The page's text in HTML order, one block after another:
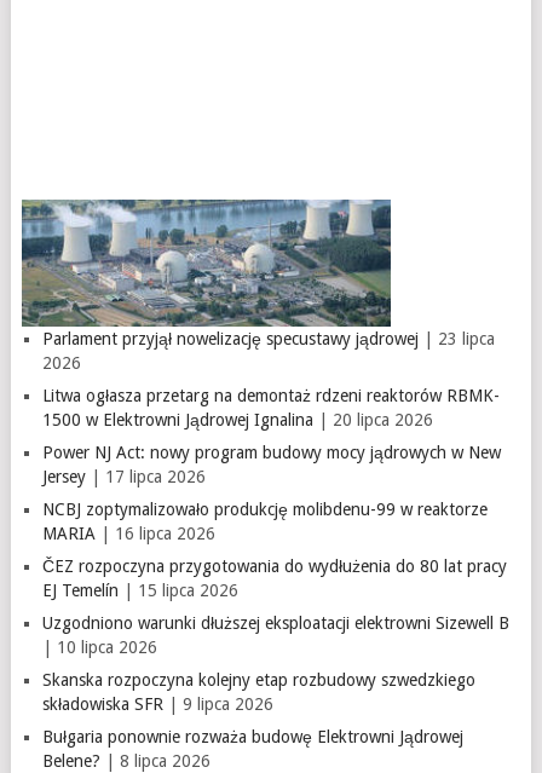
Parlament przyjął nowelizację specustawy jądrowej | 23 lipca
2026
Litwa ogłasza przetarg na demontaż rdzeni reaktorów RBMK-
1500 w Elektrowni Jądrowej Ignalina | 20 lipca 2026
Power NJ Act: nowy program budowy mocy jądrowych w New
Jersey| 17 lipca 2026
NCBJ zoptymalizowało produkcję molibdenu-99 w reaktorze
MARIA| 16 lipca 2026
ČEZ rozpoczyna przygotowania do wydłużenia do 80 lat pracy
EJ Temelín | 15 lipca 2026
Uzgodniono warunki dłuższej eksploatacji elektrowni Sizewell B
| 10 lipca 2026
Skanska rozpoczyna kolejny etap rozbudowy szwedzkiego
składowiska SFR| 9 lipca 2026
Bułgaria ponownie rozważa budowę Elektrowni Jądrowej
Belene? | 8 lipca 2026